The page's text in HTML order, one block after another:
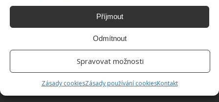
Příjmout
Odmítnout
Spravovat možnosti
Zásady cookiesZásady používání cookiesKontakt